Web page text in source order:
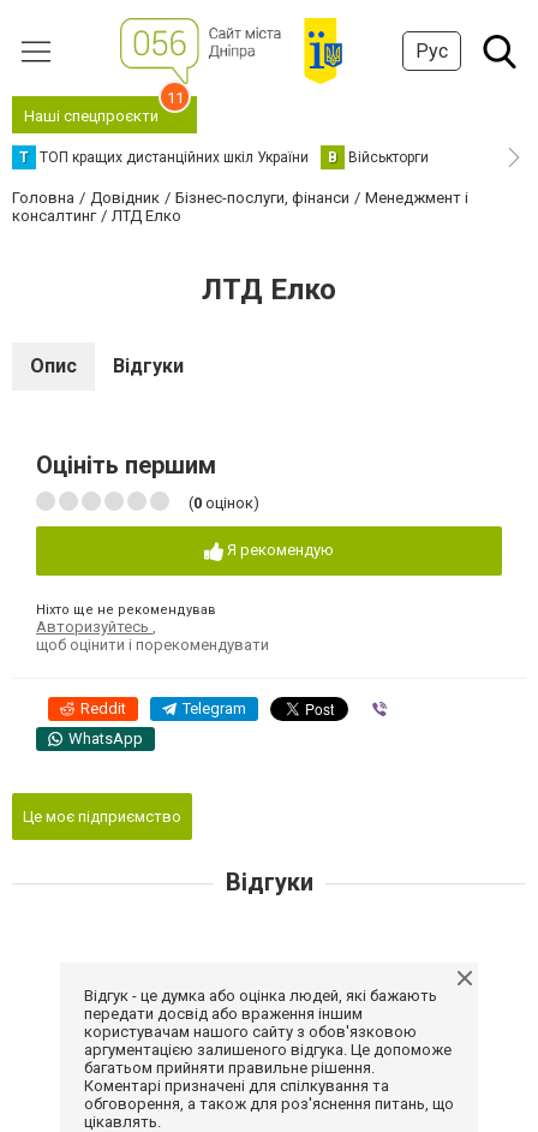
Рус
Наші спецпроєкти
11
Т ТОП кращих дистанційних шкіл України В Військторги
Головна Довідник Бізнес-послуги, фінанси
Менеджмент і
консалтинг
ЛТД Елко
ЛТД Елко
Опис Відгуки
Оцініть першим
(0 оцінок)
Я рекомендую
Ніхто ще не рекомендував
Авторизуйтесь
щоб оцінити і порекомендувати
Reddit Telegram
WhatsApp
Це моє підприємство
Відгуки
Відгук - це думка або оцінка людей, які бажають
передати досвід або враження іншим
користувачам нашого сайту з обов'язковою
аргументацією залишеного відгука. Це допоможе
багатьом прийняти правильне рішення.
Коментарі призначені для спілкування та
обговорення, а також для роз'яснення питань, що
цікавлять.